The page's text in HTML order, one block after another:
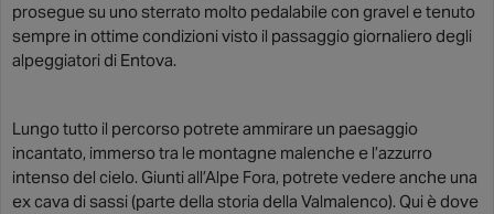
prosegue su uno sterrato molto pedalabile con gravel e tenuto
sempre in ottime condizioni visto il passaggio giornaliero degli
alpeggiatori di Entova.
Lungo tutto il percorso potrete ammirare un paesaggio
incantato, immerso tra le montagne malenche e l’azzurro
intenso del cielo. Giunti all’Alpe Fora, potrete vedere anche una
ex cava di sassi (parte della storia della Valmalenco). Qui è dove